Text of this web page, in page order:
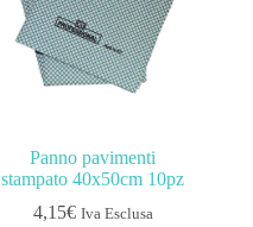
Panno pavimenti
stampato 40x50cm 10pz
4,15€ Iva Esclusa